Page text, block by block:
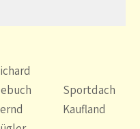
Sportdach
Kaufland